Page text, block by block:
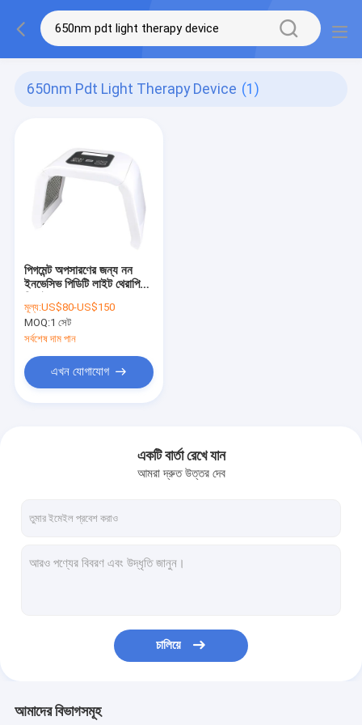
650nm Pdt Light Therapy Device (1)
পিগমেন্ট অপসারণের জন্য নন
ইনভেসিভ পিডিটি লাইট থেরাপি
মূল্য:US$80-US$150
MOQ:1 সেট
সর্বশেষ দাম পান
এখন যোগাযোগ
একটি বার্তা রেখে যান
আমরা দ্রুত উত্তর দেব
চালিয়ে
আমাদের বিভাগসমূহ